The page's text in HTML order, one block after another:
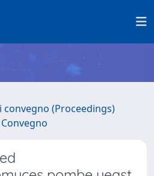
(Proceedings)